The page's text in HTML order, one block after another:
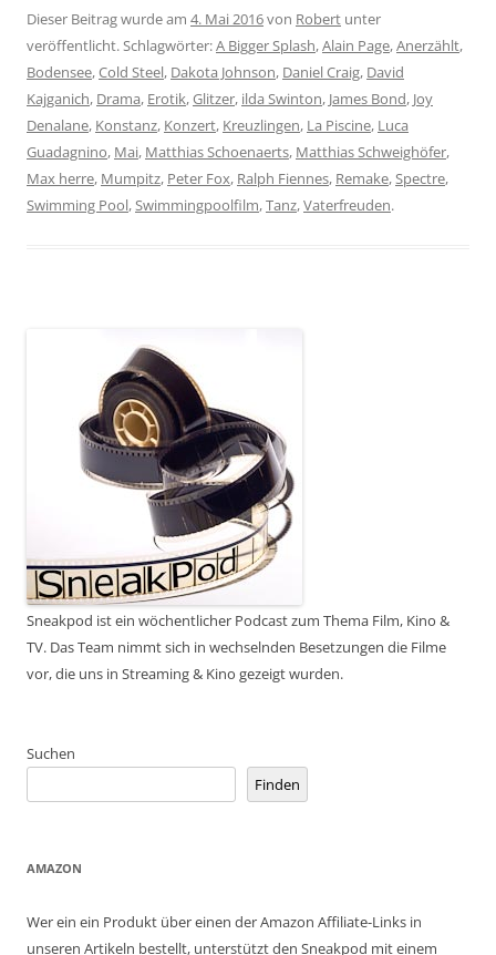
Dieser Beitrag wurde am 4. Mai 2016von Robert unter
veröffentlicht. Schlagwörter:A Bigger Splash,Alain Page,Anerzählt,
Bodensee,Cold Steel, Dakota Johnson, Daniel Craig, David
Kajganich, Drama, Erotik,Glitzer, ilda Swinton, James Bond, Joy
Denalane, Konstanz, Konzert, Kreuzlingen, La Piscine, Luca
Guadagnino, Mai, Matthias Schoenaerts, Matthias Schweighöfer,
Max herre, Mumpitz, Peter Fox, Ralph Fiennes, Remake,Spectre,
Swimming Pool,Swimmingpoolfilm,Tanz,Vaterfreuden.
Sneakpod ist ein wöchentlicher Podcast zum Thema Film, Kino &
TV. Das Team nimmt sich in wechselnden Besetzungen die Filme
vor, die uns in Streaming & Kino gezeigt wurden.
Suchen
Finden
AMAZON
Wer ein ein Produkt über einen der Amazon Affiliate-Links in
unseren Artikeln bestellt, unterstützt den Sneakpod mit einem